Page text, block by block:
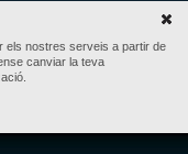
els nostres serveis a partir de
canviar la teva